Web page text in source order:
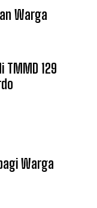
Warga
129
Warga